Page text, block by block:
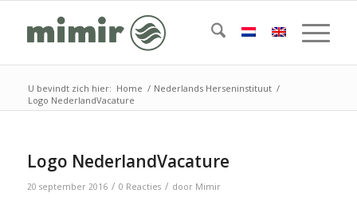
U bevindt zich hier: Home / Nederlands Herseninstituut /
Logo NederlandVacature
Logo NederlandVacature
20 september 2016 / 0 Reacties / door Mimir